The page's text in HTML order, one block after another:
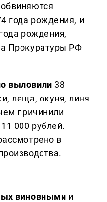
года рождения, и
рождения,
Прокуратуры РФ
выловили 38
леща, окуня, линя
причинили
000 рублей.
в
виновными и